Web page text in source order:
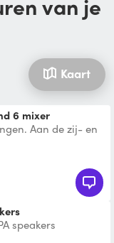
Kaart
6 mixer
Aan de zij- en
speakers